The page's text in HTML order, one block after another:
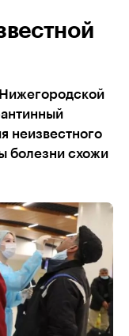
неизвестного
болезни схожи